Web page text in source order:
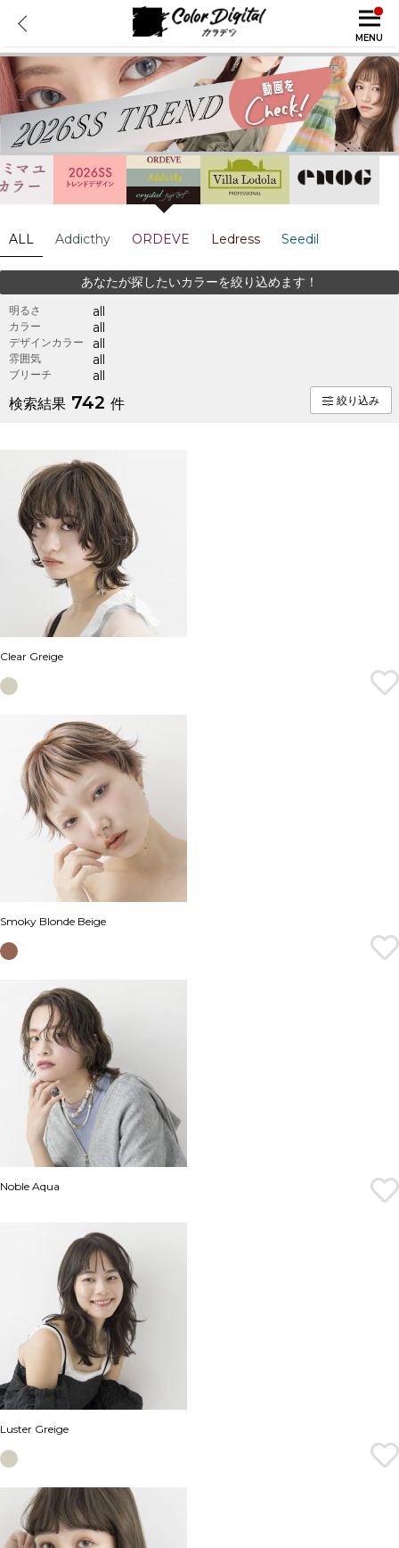
MENU
ALL Addicthy ORDEVE Ledress Seedil
あなたが探したいカラーを絞り込めます！
明るさ all
カラー all
デザインカラー all
雰囲気 all
ブリーチ all
検索結果 742 件 絞り込み
Clear Greige
Smoky Blonde Beige
Noble Aqua
Luster Greige